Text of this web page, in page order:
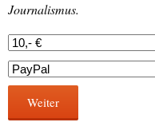
Journalismus.
Weiter